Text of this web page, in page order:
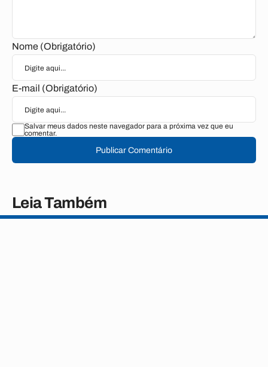
Nome (Obrigatório)
E-mail (Obrigatório)
Salvar meus dados neste navegador para a próxima vez que eu
comentar.
Publicar Comentário
Leia Também